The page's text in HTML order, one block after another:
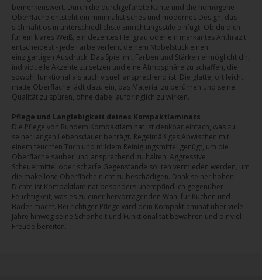
bemerkenswert. Durch die durchgefärbte Kante und die homogene
Oberfläche entsteht ein minimalistisches und modernes Design, das
sich nahtlos in unterschiedlichste Einrichtungsstile einfügt. Ob du dich
für ein klares Weiß, ein dezentes Hellgrau oder ein markantes Anthrazit
entscheidest - jede Farbe verleiht deinem Möbelstück einen
einzigartigen Ausdruck. Das Spiel mit Farben und Stärken ermöglicht dir,
individuelle Akzente zu setzen und eine Atmosphäre zu schaffen, die
sowohl funktional als auch visuell ansprechend ist. Die glatte, oft leicht
matte Oberfläche lädt dazu ein, das Material zu berühren und seine
Qualität zu spüren, ohne dabei aufdringlich zu wirken.
Pflege und Langlebigkeit deines Kompaktlaminats
Die Pflege von Rundem Kompaktlaminat ist denkbar einfach, was zu
seiner langen Lebensdauer beiträgt. Regelmäßiges Abwischen mit
einem feuchten Tuch und mildem Reinigungsmittel genügt, um die
Oberfläche sauber und ansprechend zu halten. Aggressive
Scheuermittel oder scharfe Gegenstände sollten vermieden werden, um
die makellose Oberfläche nicht zu beschädigen. Dank seiner hohen
Dichte ist Kompaktlaminat besonders unempfindlich gegenüber
Feuchtigkeit, was es zu einer hervorragenden Wahl für Küchen und
Bäder macht. Bei richtiger Pflege wird dein Kompaktlaminat über viele
Jahre hinweg seine Schönheit und Funktionalität bewahren und dir viel
Freude bereiten.